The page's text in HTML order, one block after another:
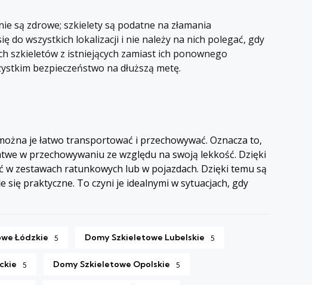
je łatwo transportować i przechowywać. Oznacza to,
w przechowywaniu ze względu na swoją lekkość. Dzięki
zestawach ratunkowych lub w pojazdach. Dzięki temu są
praktyczne. To czyni je idealnymi w sytuacjach, gdy
są zdrowe; szkielety są podatne na złamania
do wszystkich lokalizacji i nie należy na nich polegać, gdy
szkieletów z istniejących zamiast ich ponownego
bezpieczeństwo na dłuższą metę.
Łódzkie 5 Domy Szkieletowe Lubelskie 5
5 Domy Szkieletowe Opolskie 5